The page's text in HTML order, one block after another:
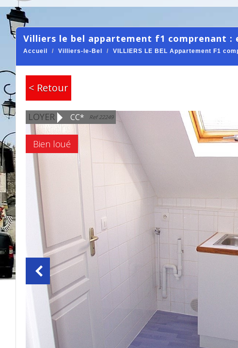
villiers le bel appartement f1 comprenant :
Accueil Villiers-le-Bel VILLIERS LE BEL Appartement F1
< Retour
LOYER CC* Ref 22249
Bien loué